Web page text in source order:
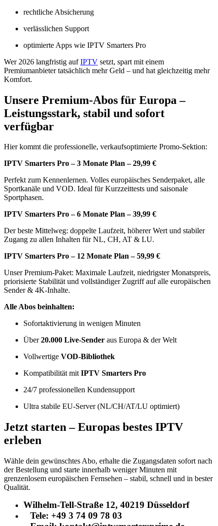
rechtliche Absicherung
verlässlichen Support
optimierte Apps wie IPTV Smarters Pro
Wer 2026 langfristig aufIPTV setzt, spart mit einem
Premiumanbieter tatsächlich mehr Geld – und hat gleichzeitig mehr
Komfort.
Unsere Premium-Abos für Europa –
Leistungsstark, stabil und sofort
verfügbar
Hier kommt die professionelle, verkaufsoptimierte Promo-Sektion:
IPTV Smarters Pro – 3 Monate Plan – 29,99 €
Perfekt zum Kennenlernen. Volles europäisches Senderpaket, alle
Sportkanäle und VOD. Ideal für Kurzzeittests und saisonale
Sportphasen.
IPTV Smarters Pro – 6 Monate Plan – 39,99 €
Der beste Mittelweg: doppelte Laufzeit, höherer Wert und stabiler
Zugang zu allen Inhalten für NL, CH, AT & LU.
IPTV Smarters Pro – 12 Monate Plan – 59,99 €
Unser Premium-Paket: Maximale Laufzeit, niedrigster Monatspreis,
priorisierte Stabilität und vollständiger Zugriff auf alle europäischen
Sender & 4K-Inhalte.
Alle Abos beinhalten:
Sofortaktivierung in wenigen Minuten
Über20.000 Live-Sender aus Europa & der Welt
Vollwertige VOD-Bibliothek
Kompatibilität mitIPTV Smarters Pro
24/7 professionellen Kundensupport
Ultra stabile EU-Server (NL/CH/AT/LU optimiert)
Jetzt starten – Europas bestes IPTV
erleben
Wähle dein gewünschtes Abo, erhalte die Zugangsdaten sofort nach
der Bestellung und starte innerhalb weniger Minuten mit
grenzenlosem europäischen Fernsehen – stabil, schnell und in bester
Qualität.
Wilhelm-Tell-Straße 12, 40219 Düsseldorf
Tele: +49 3 74 09 78 03